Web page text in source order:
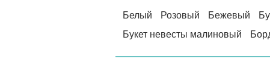
Белый Розовый Бежевый
Букет невесты малиновый